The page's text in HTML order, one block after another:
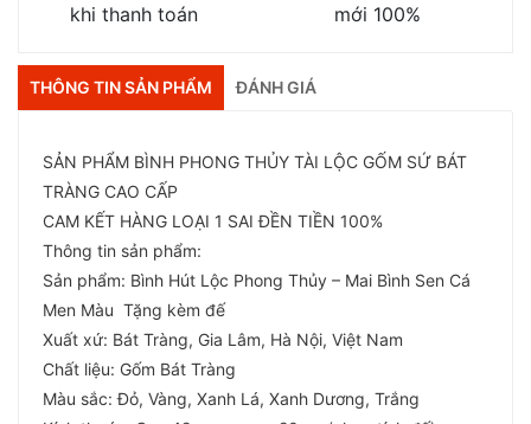
khi thanh toán
mới 100%
THÔNG TIN SẢN PHẨM ĐÁNH GIÁ
SẢN PHẨM BÌNH PHONG THỦY TÀI LỘC GỐM SỨ BÁT
TRÀNG CAO CẤP
CAM KẾT HÀNG LOẠI 1 SAI ĐỀN TIỀN 100%
Thông tin sản phẩm:
Sản phẩm: Bình Hút Lộc Phong Thủy – Mai Bình Sen Cá
Men Màu Tặng kèm đế
Xuất xứ: Bát Tràng, Gia Lâm, Hà Nội, Việt Nam
Chất liệu: Gốm Bát Tràng
Màu sắc: Đỏ, Vàng, Xanh Lá, Xanh Dương, Trắng